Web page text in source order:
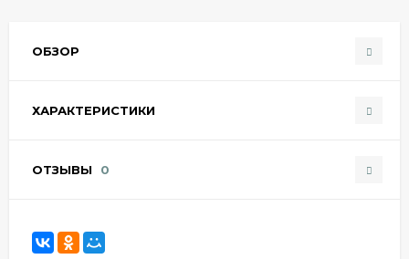
ОБЗОР
ХАРАКТЕРИСТИКИ
ОТЗЫВЫ 0